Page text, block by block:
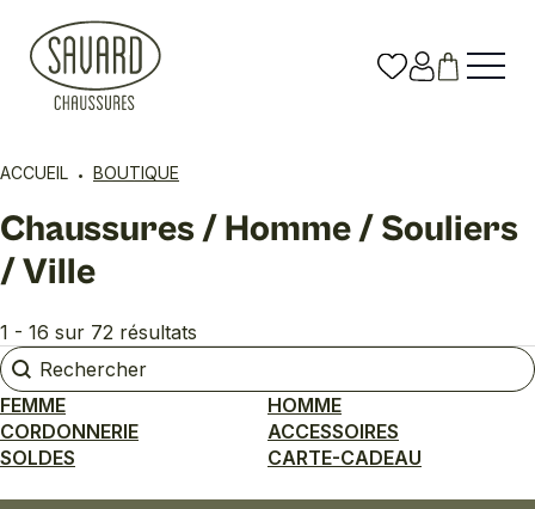
ACCUEIL BOUTIQUE
Chaussures / Homme / Souliers
/ Ville
1 - 16 sur 72 résultats
Rechercher
Rechercher
FEMME
HOMME
CORDONNERIE
ACCESSOIRES
SOLDES
CARTE-CADEAU